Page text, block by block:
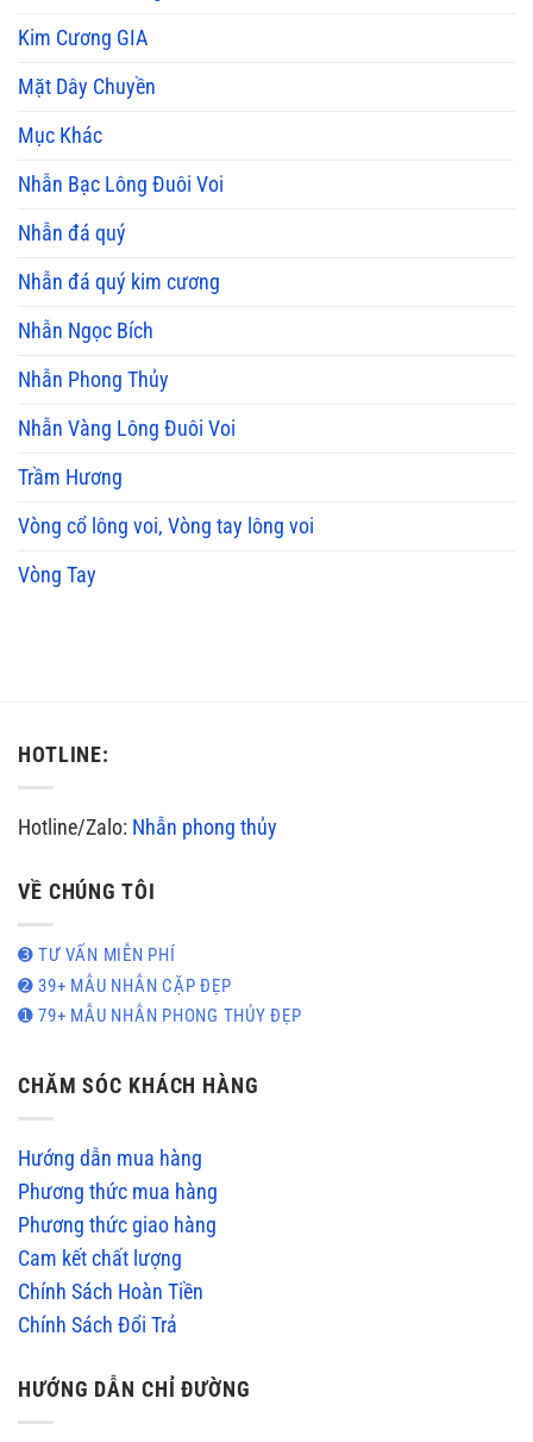
Kim Cương GIA
Mặt Dây Chuyền
Mục Khác
Nhẫn Bạc Lông Đuôi Voi
Nhẫn đá quý
Nhẫn đá quý kim cương
Nhẫn Ngọc Bích
Nhẫn Phong Thủy
Nhẫn Vàng Lông Đuôi Voi
Trầm Hương
Vòng cổ lông voi, Vòng tay lông voi
Vòng Tay
HOTLINE:
Hotline/Zalo: Nhẫn phong thủy
VỀ CHÚNG TÔI
➌ TƯ VẤN MIỄN PHÍ
➋ 39+ MẪU NHẪN CẶP ĐẸP
➊ 79+ MẪU NHẪN PHONG THỦY ĐẸP
CHĂM SÓC KHÁCH HÀNG
Hướng dẫn mua hàng
Phương thức mua hàng
Phương thức giao hàng
Cam kết chất lượng
Chính Sách Hoàn Tiền
Chính Sách Đổi Trả
HƯỚNG DẪN CHỈ ĐƯỜNG